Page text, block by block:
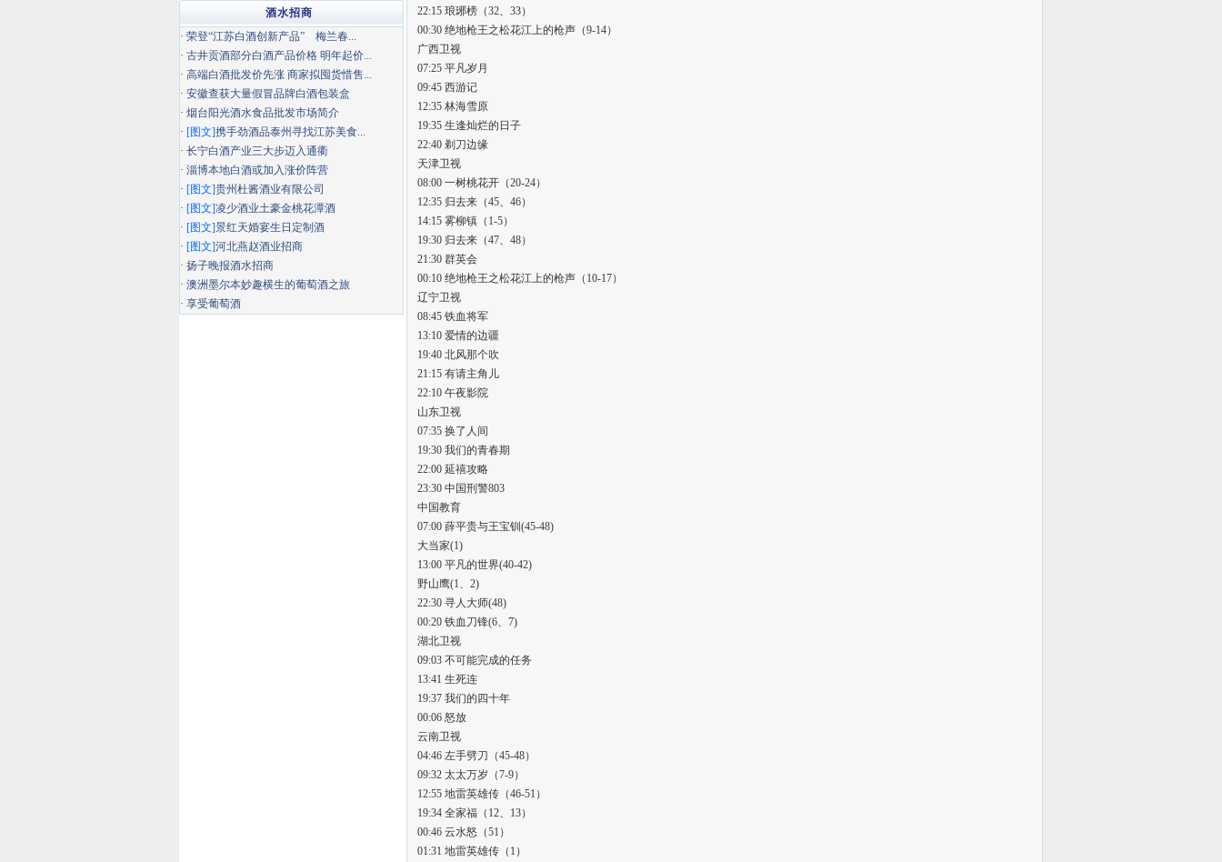
22:15 琅琊榜（32、33）
00:30 绝地枪王之松花江上的枪声（9-14）
广西卫视
07:25 平凡岁月
09:45 西游记
12:35 林海雪原
19:35 生逢灿烂的日子
22:40 剃刀边缘
天津卫视
08:00 一树桃花开（20-24）
12:35 归去来（45、46）
14:15 雾柳镇（1-5）
19:30 归去来（47、48）
21:30 群英会
00:10 绝地枪王之松花江上的枪声（10-17）
辽宁卫视
08:45 铁血将军
13:10 爱情的边疆
19:40 北风那个吹
21:15 有请主角儿
22:10 午夜影院
山东卫视
07:35 换了人间
19:30 我们的青春期
22:00 延禧攻略
23:30 中国刑警803
中国教育
07:00 薛平贵与王宝钏(45-48)
大当家(1)
13:00 平凡的世界(40-42)
野山鹰(1、2)
22:30 寻人大师(48)
00:20 铁血刀锋(6、7)
湖北卫视
09:03 不可能完成的任务
13:41 生死连
19:37 我们的四十年
00:06 怒放
云南卫视
04:46 左手劈刀（45-48）
09:32 太太万岁（7-9）
12:55 地雷英雄传（46-51）
19:34 全家福（12、13）
00:46 云水怒（51）
01:31 地雷英雄传（1）
酒水招商
· 荣登“江苏白酒创新产品” 梅兰春...
· 古井贡酒部分白酒产品价格 明年起价...
· 高端白酒批发价先涨 商家拟囤货惜售...
· 安徽查获大量假冒品牌白酒包装盒
· 烟台阳光酒水食品批发市场简介
· [图文]携手劲酒品泰州寻找江苏美食...
· 长宁白酒产业三大步迈入通衢
· 淄博本地白酒或加入涨价阵营
· [图文]贵州杜酱酒业有限公司
· [图文]凌少酒业土豪金桃花潭酒
· [图文]景红天婚宴生日定制酒
· [图文]河北燕赵酒业招商
· 扬子晚报酒水招商
· 澳洲墨尔本妙趣横生的葡萄酒之旅
· 享受葡萄酒